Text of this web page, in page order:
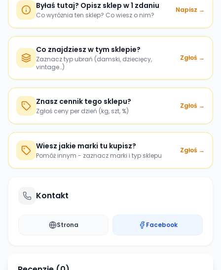
Byłaś tutaj? Opisz sklep w 1 zdaniu
Co wyróżnia ten sklep? Co wiesz o nim?
Napisz →
Co znajdziesz w tym sklepie?
Zaznacz typ ubrań (damski, dziecięcy,
vintage…)
Zgłoś →
Znasz cennik tego sklepu?
Zgłoś ceny per dzień (kg, szt, %)
Zgłoś →
Wiesz jakie marki tu kupisz?
Pomóż innym - zaznacz marki i typ sklepu
Zgłoś →
Kontakt
Strona Facebook